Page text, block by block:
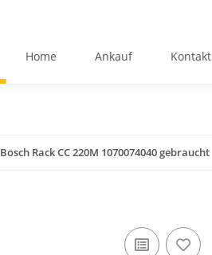
Home Ankauf Kontakt
Bosch Rack CC 220M 1070074040 gebraucht